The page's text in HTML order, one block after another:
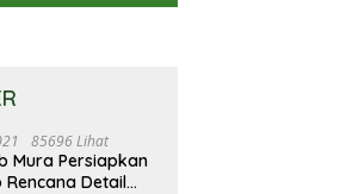
85696 Lihat
Mura Persiapkan
Rencana Detail